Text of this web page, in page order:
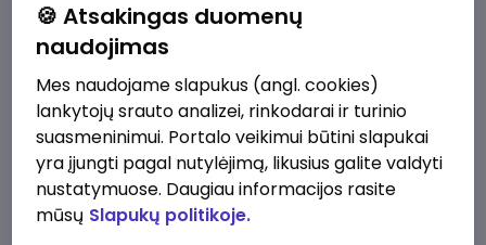
2610 - 3910 €/mėn.
prieš 17 val.
Veiklos užtikrinimo ir atitikties vyr. ekspertas
(-ė) (Kaunas) (Kaunas, LT)
🍪 Atsakingas duomenų
naudojimas
Mes naudojame slapukus (angl. cookies)
lankytojų srauto analizei, rinkodarai ir turinio
suasmeninimui. Portalo veikimui būtini slapukai
yra įjungti pagal nutylėjimą, likusius galite valdyti
nustatymuose. Daugiau informacijos rasite
mūsų Slapukų politikoje.